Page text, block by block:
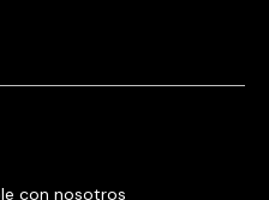
con nosotros